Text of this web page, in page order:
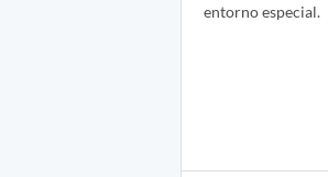
entorno especial.